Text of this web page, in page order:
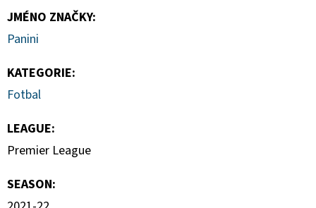
JMÉNO ZNAČKY:
Panini
KATEGORIE:
Fotbal
LEAGUE:
Premier League
SEASON: